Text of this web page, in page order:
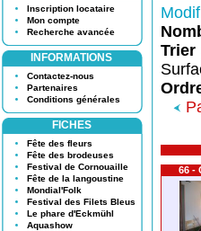
Inscription locataire
Mon compte
Recherche avancée
INFORMATIONS
Contactez-nous
Partenaires
Conditions générales
FICHES
Fête des fleurs
Fête des brodeuses
Festival de Cornouaille
Fête de la langoustine
Mondial'Folk
Festival des Filets Bleus
Le phare d'Eckmühl
Aquashow
Trier
66 -